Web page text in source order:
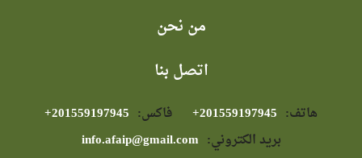
من نحن
اتصل بنا
هاتف: فاكس:
بريد الكتروني: info.afaip@gmail.com